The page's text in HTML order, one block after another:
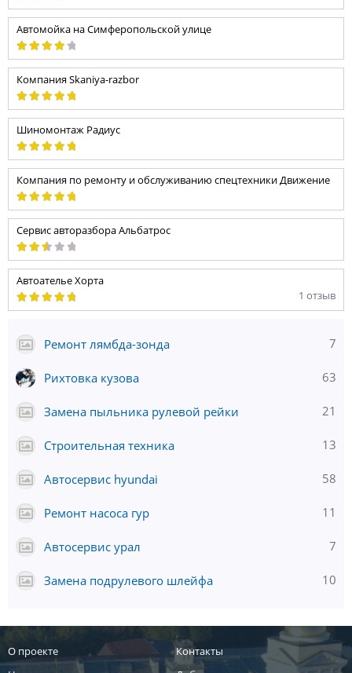
Автомойка на Симферопольской улице
Компания Skaniya-razbor
Шиномонтаж Радиус
Компания по ремонту и обслуживанию спецтехники Движение
Сервис авторазбора Альбатрос
Автоателье Хорта
1 отзыв
Ремонт лямбда-зонда 7
Рихтовка кузова 63
Замена пыльника рулевой рейки 21
Строительная техника 13
Автосервис hyundai 58
Ремонт насоса гур 11
Автосервис урал 7
Замена подрулевого шлейфа 10
О проекте
Контакты